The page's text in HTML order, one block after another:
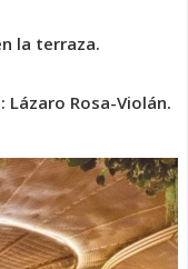
la terraza.
Rosa-Violán.